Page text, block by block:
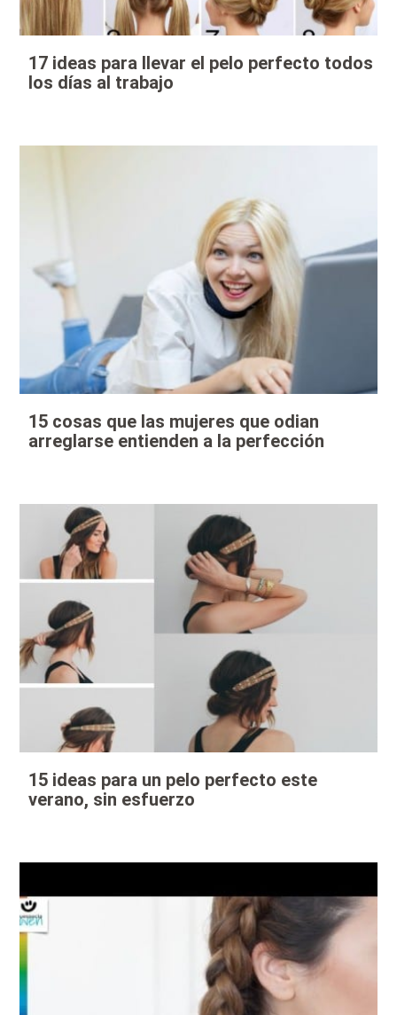
17 ideas para llevar el pelo perfecto todos
los días al trabajo
15 cosas que las mujeres que odian
arreglarse entienden a la perfección
15 ideas para un pelo perfecto este
verano, sin esfuerzo